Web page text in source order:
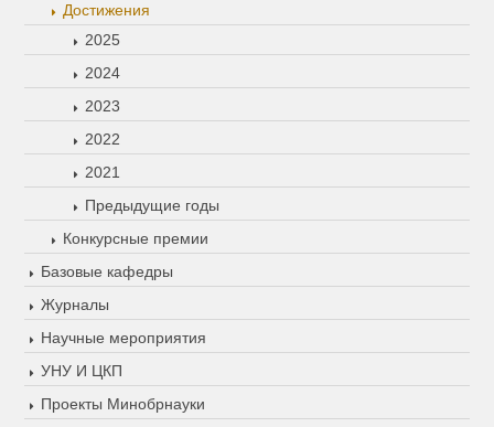
Достижения
2025
2024
2023
2022
2021
Предыдущие годы
Конкурсные премии
Базовые кафедры
Журналы
Научные мероприятия
УНУ И ЦКП
Проекты Минобрнауки